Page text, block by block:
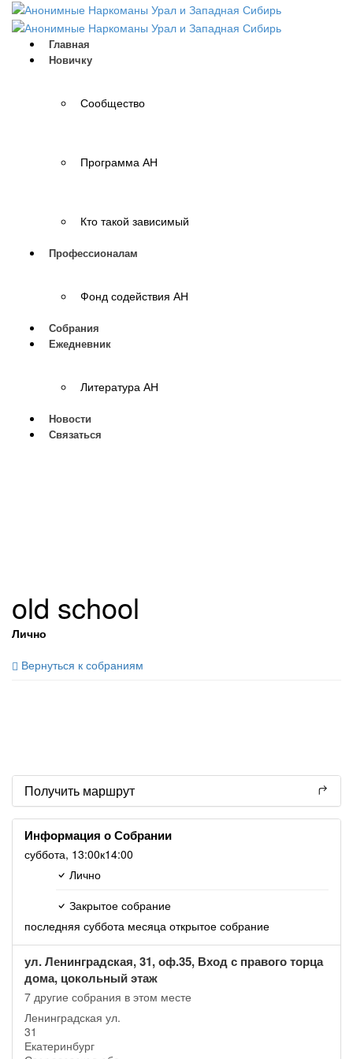
Главная
Новичку
Сообщество
Программа АН
Кто такой зависимый
Профессионалам
Фонд содействия АН
Собрания
Ежедневник
Литература АН
Новости
Связаться
old school
Лично
Вернуться к собраниям
Получить маршрут
Информация о Собрании
суббота, 13:00к14:00
Лично
Закрытое собрание
последняя суббота месяца открытое собрание
ул. Ленинградская, 31, оф.35, Вход с правого торца
дома, цокольный этаж
7 другие собрания в этом месте
Ленинградская ул.
31
Екатеринбург